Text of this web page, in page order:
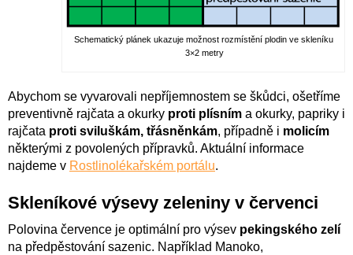
Schematický plánek ukazuje možnost rozmístění plodin ve skleníku
3×2 metry
Abychom se vyvarovali nepříjemnostem se škůdci, ošetříme
preventivně rajčata a okurky proti plísním a okurky, papriky i
rajčata proti sviluškám, třásněnkám, případně i molicím
některými z povolených přípravků. Aktuální informace
najdeme v Rostlinolékařském portálu.
Skleníkové výsevy zeleniny v červenci
Polovina července je optimální pro výsev pekingského zelí
na předpěstování sazenic. Například Manoko,